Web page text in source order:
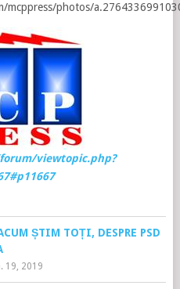
mcppress/photos/
viewtopic.php?
ȘTIM TOȚI, DESPRE PSD
19, 2019